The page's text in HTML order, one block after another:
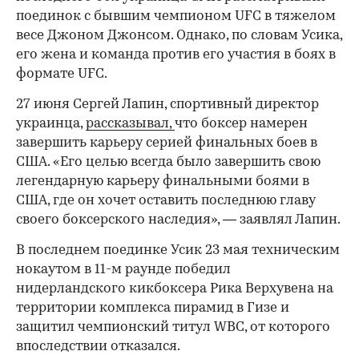
поединок с бывшим чемпионом UFC в тяжелом
весе Джоном Джонсом. Однако, по словам Усика,
его жена и команда против его участия в боях в
формате UFC.
27 июня Сергей Лапин, спортивный директор
украинца,рассказывал,что боксер намерен
завершить карьеру серией финальных боев в
США. «Его целью всегда было завершить свою
легендарную карьеру финальными боями в
США, где он хочет оставить последнюю главу
своего боксерского наследия», — заявлял Лапин.
В последнем поединке Усик 23 мая техническим
нокаутом в 11-м раунде победил
нидерландского кикбоксера Рика Верхувена на
территории комплекса пирамид в Гизе и
защитил чемпионский титул WBC, от которого
впоследствии отказался.